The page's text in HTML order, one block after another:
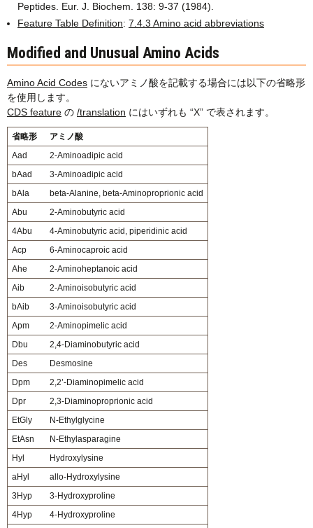
Peptides. Eur. J. Biochem. 138: 9-37 (1984).
Feature Table Definition: 7.4.3 Amino acid abbreviations
Modified and Unusual Amino Acids
Amino Acid Codes にないアミノ酸を記載する場合には以下の省略形
を使用します。
CDS feature の /translation にはいずれも “X” で表されます。
省略形
アミノ酸
Aad
2-Aminoadipic acid
bAad
3-Aminoadipic acid
bAla
beta-Alanine, beta-Aminoproprionic acid
Abu
2-Aminobutyric acid
4Abu
4-Aminobutyric acid, piperidinic acid
Acp
6-Aminocaproic acid
Ahe
2-Aminoheptanoic acid
Aib
2-Aminoisobutyric acid
bAib
3-Aminoisobutyric acid
Apm
2-Aminopimelic acid
Dbu
2,4-Diaminobutyric acid
Des
Desmosine
Dpm
2,2’-Diaminopimelic acid
Dpr
2,3-Diaminoproprionic acid
EtGly
N-Ethylglycine
EtAsn
N-Ethylasparagine
Hyl
Hydroxylysine
aHyl
allo-Hydroxylysine
3Hyp
3-Hydroxyproline
4Hyp
4-Hydroxyproline